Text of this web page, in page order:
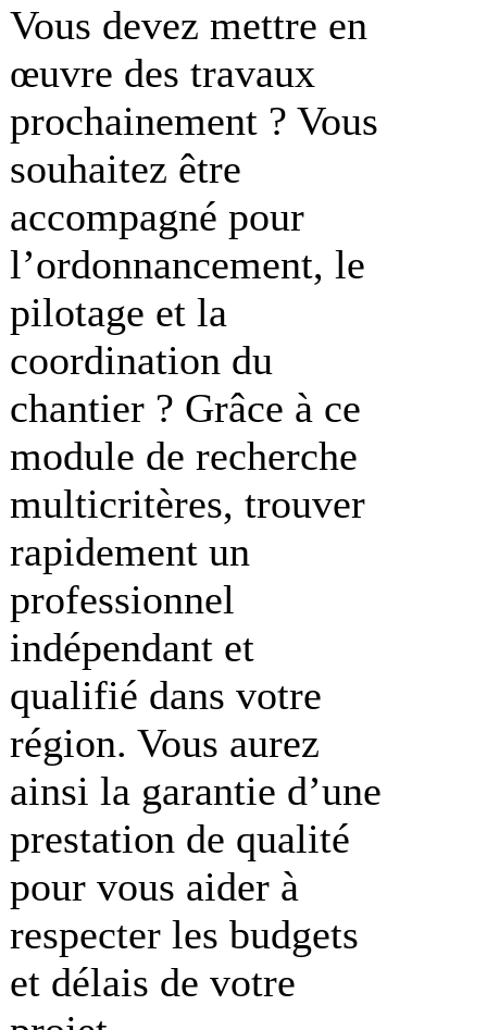
Vous devez mettre en
œuvre des travaux
prochainement ? Vous
souhaitez être
accompagné pour
l’ordonnancement, le
pilotage et la
coordination du
chantier ? Grâce à ce
module de recherche
multicritères, trouver
rapidement un
professionnel
indépendant et
qualifié dans votre
région. Vous aurez
ainsi la garantie d’une
prestation de qualité
pour vous aider à
respecter les budgets
et délais de votre